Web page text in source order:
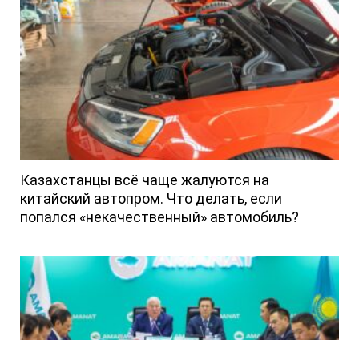
Казахстанцы всё чаще жалуются на
китайский автопром. Что делать, если
попался «некачественный» автомобиль?